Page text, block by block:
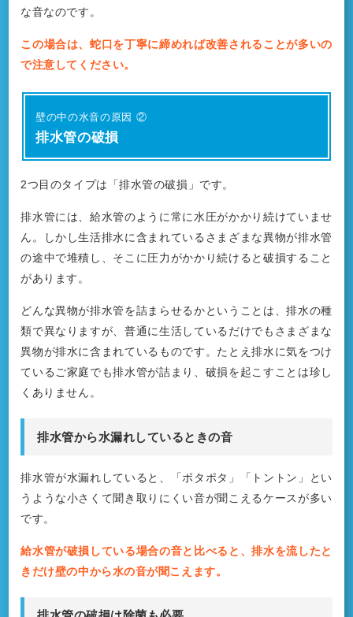
な音なのです。
この場合は、蛇口を丁寧に締めれば改善されることが多いの
で注意してください。
壁の中の水音の原因 ②
排水管の破損
2つ目のタイプは「排水管の破損」です。
排水管には、給水管のように常に水圧がかかり続けていませ
ん。しかし生活排水に含まれているさまざまな異物が排水管
の途中で堆積し、そこに圧力がかかり続けると破損すること
があります。
どんな異物が排水管を詰まらせるかということは、排水の種
類で異なりますが、普通に生活しているだけでもさまざまな
異物が排水に含まれているものです。たとえ排水に気をつけ
ているご家庭でも排水管が詰まり、破損を起こすことは珍し
くありません。
排水管から水漏れしているときの音
排水管が水漏れしていると、「ポタポタ」「トントン」とい
うような小さくて聞き取りにくい音が聞こえるケースが多い
です。
給水管が破損している場合の音と比べると、排水を流したと
きだけ壁の中から水の音が聞こえます。